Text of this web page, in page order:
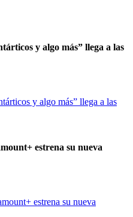
y algo más” llega a las
estrena su nueva